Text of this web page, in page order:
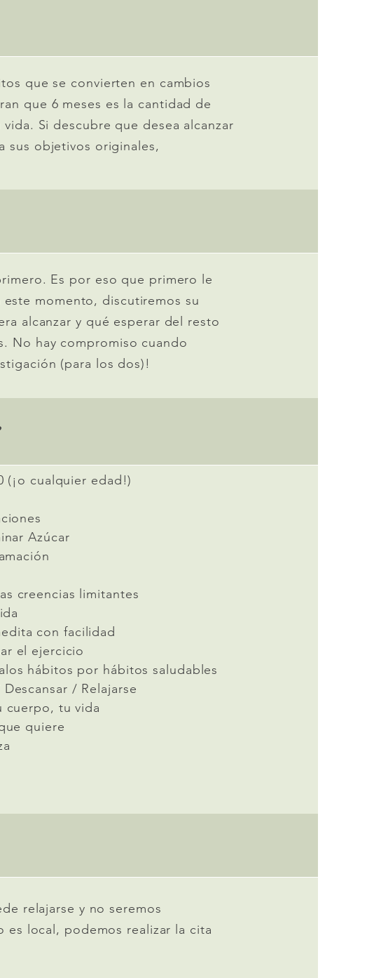
que se convierten en cambios
que 6 meses es la cantidad de
Si descubre que desea alcanzar
sus objetivos originales,
Es por eso que primero le
momento, discutiremos su
alcanzar y qué esperar del resto
No hay compromiso cuando
(para los dos)!
(¡o cualquier edad!)
Azúcar
creencias limitantes
con facilidad
el ejercicio
hábitos por hábitos saludables
/ Relajarse
cuerpo, tu vida
quiere
relajarse y no seremos
local, podemos realizar la cita